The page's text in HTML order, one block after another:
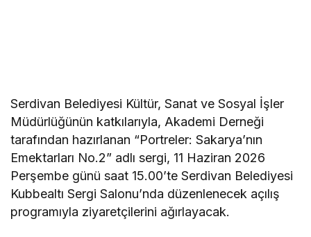
Serdivan Belediyesi Kültür, Sanat ve Sosyal İşler
Müdürlüğünün katkılarıyla, Akademi Derneği
tarafından hazırlanan “Portreler: Sakarya’nın
Emektarları No.2” adlı sergi, 11 Haziran 2026
Perşembe günü saat 15.00’te Serdivan Belediyesi
Kubbealtı Sergi Salonu’nda düzenlenecek açılış
programıyla ziyaretçilerini ağırlayacak.